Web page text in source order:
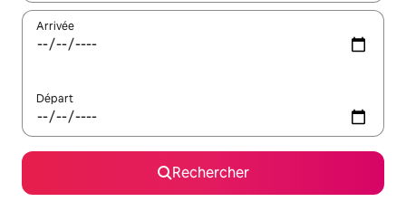
Arrivée
Départ
Rechercher